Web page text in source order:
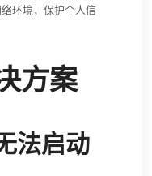
环境，保护个人信
方案
法启动